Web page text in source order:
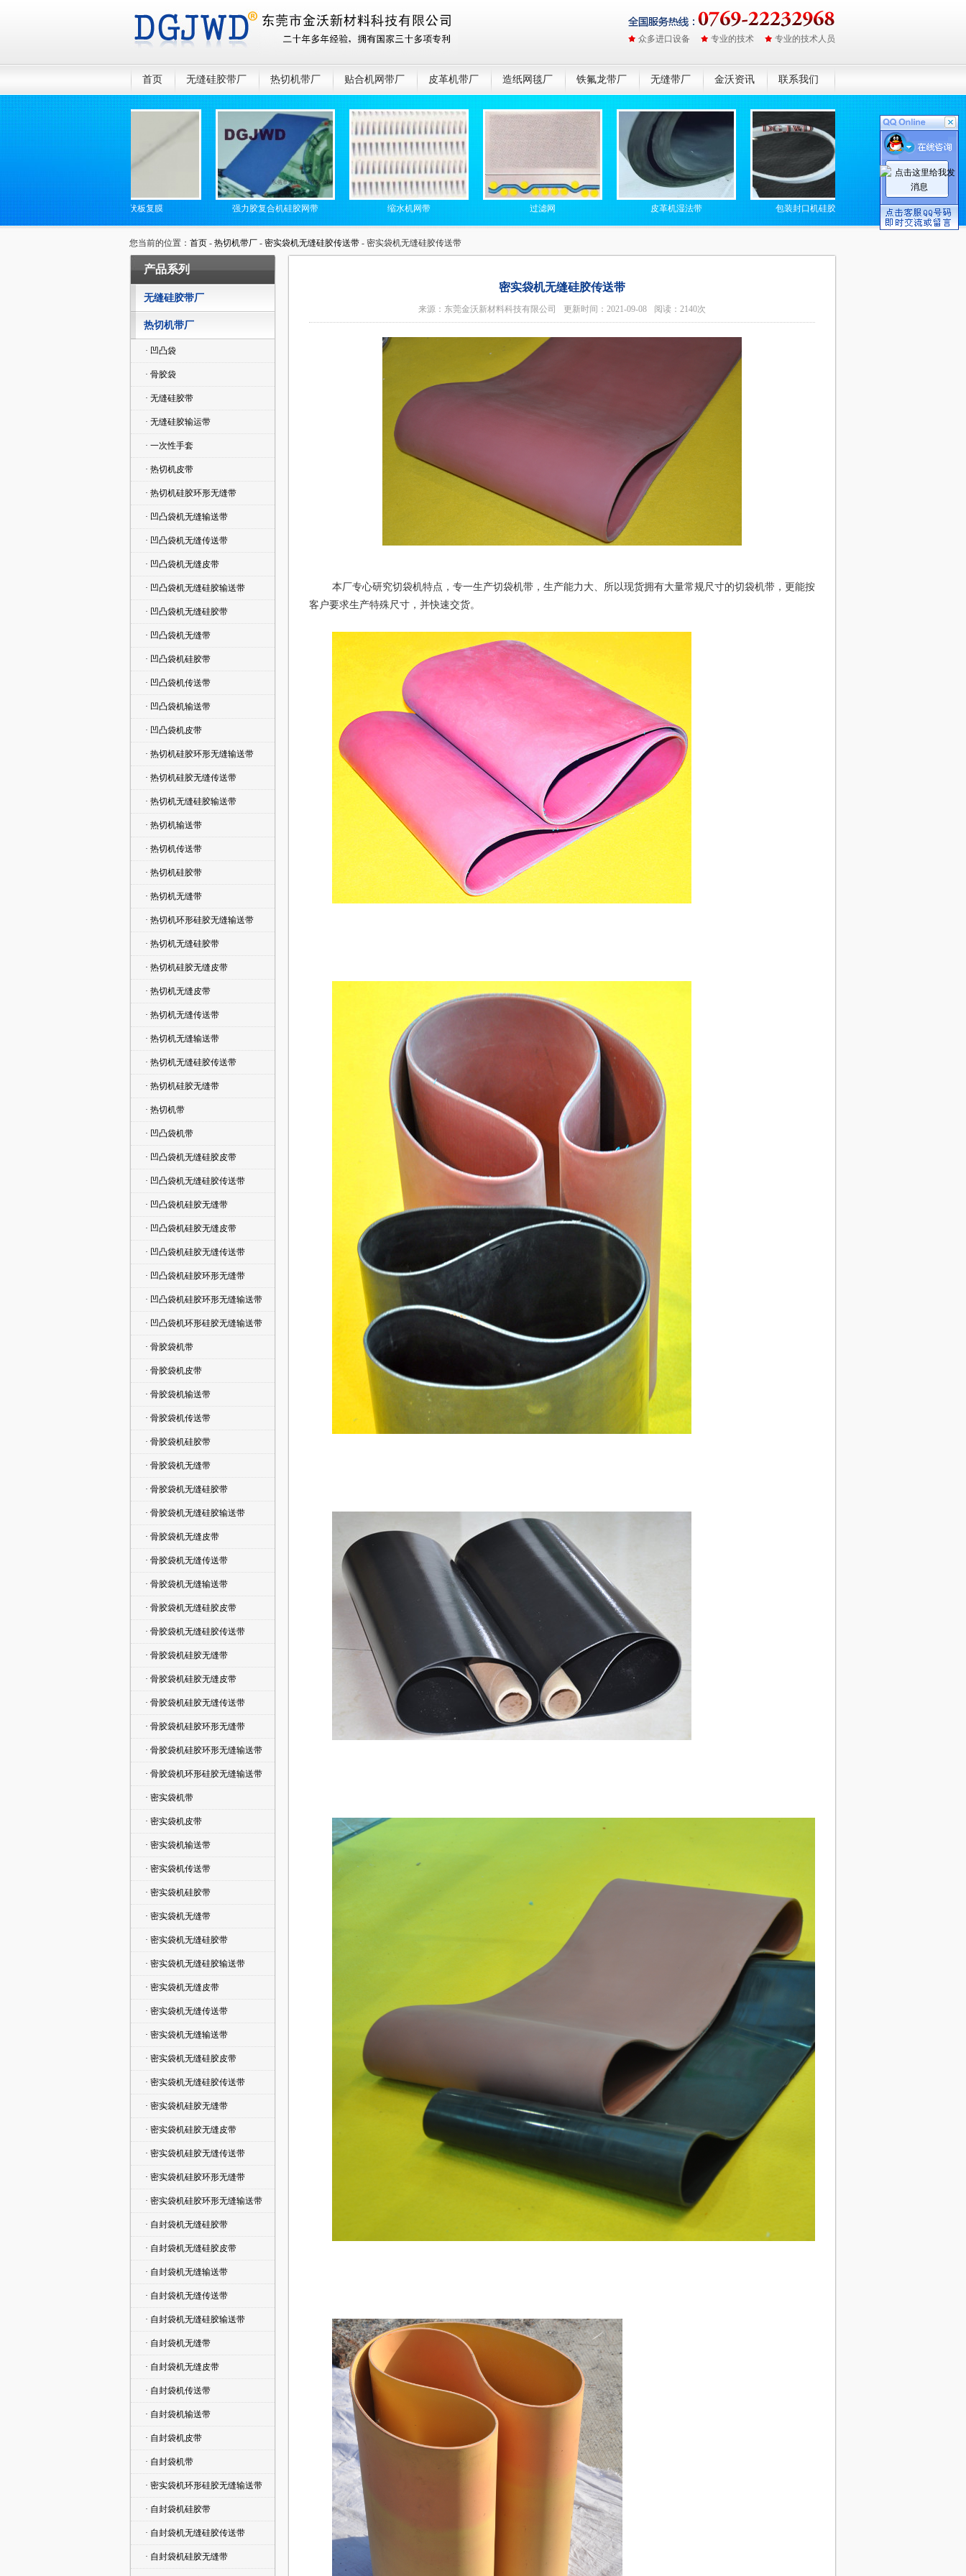
众多进口设备 专业的技术 专业的技术人员
首页 无缝硅胶带厂 热切机带厂 贴合机网带厂 皮革机带厂 造纸网毯厂 铁氟龙带厂 无缝带厂 金沃资讯 联系我们
光伏板复膜 强力胶复合机硅胶网带 缩水机网带 过滤网 皮革机湿法带 包装封口机硅胶带 防静电无缝高温输送带
您当前的位置： 首页 - 热切机带厂 - 密实袋机无缝硅胶传送带 - 密实袋机无缝硅胶传送带
产品系列
无缝硅胶带厂
热切机带厂
· 凹凸袋
· 骨胶袋
· 无缝硅胶带
· 无缝硅胶输运带
· 一次性手套
· 热切机皮带
· 热切机硅胶环形无缝带
· 凹凸袋机无缝输送带
· 凹凸袋机无缝传送带
· 凹凸袋机无缝皮带
· 凹凸袋机无缝硅胶输送带
· 凹凸袋机无缝硅胶带
· 凹凸袋机无缝带
· 凹凸袋机硅胶带
· 凹凸袋机传送带
· 凹凸袋机输送带
· 凹凸袋机皮带
· 热切机硅胶环形无缝输送带
· 热切机硅胶无缝传送带
· 热切机无缝硅胶输送带
· 热切机输送带
· 热切机传送带
· 热切机硅胶带
· 热切机无缝带
· 热切机环形硅胶无缝输送带
· 热切机无缝硅胶带
· 热切机硅胶无缝皮带
· 热切机无缝皮带
· 热切机无缝传送带
· 热切机无缝输送带
· 热切机无缝硅胶传送带
· 热切机硅胶无缝带
· 热切机带
· 凹凸袋机带
· 凹凸袋机无缝硅胶皮带
· 凹凸袋机无缝硅胶传送带
· 凹凸袋机硅胶无缝带
· 凹凸袋机硅胶无缝皮带
· 凹凸袋机硅胶无缝传送带
· 凹凸袋机硅胶环形无缝带
· 凹凸袋机硅胶环形无缝输送带
· 凹凸袋机环形硅胶无缝输送带
· 骨胶袋机带
· 骨胶袋机皮带
· 骨胶袋机输送带
· 骨胶袋机传送带
· 骨胶袋机硅胶带
· 骨胶袋机无缝带
· 骨胶袋机无缝硅胶带
· 骨胶袋机无缝硅胶输送带
· 骨胶袋机无缝皮带
· 骨胶袋机无缝传送带
· 骨胶袋机无缝输送带
· 骨胶袋机无缝硅胶皮带
· 骨胶袋机无缝硅胶传送带
· 骨胶袋机硅胶无缝带
· 骨胶袋机硅胶无缝皮带
· 骨胶袋机硅胶无缝传送带
· 骨胶袋机硅胶环形无缝带
· 骨胶袋机硅胶环形无缝输送带
· 骨胶袋机环形硅胶无缝输送带
· 密实袋机带
· 密实袋机皮带
· 密实袋机输送带
· 密实袋机传送带
· 密实袋机硅胶带
· 密实袋机无缝带
· 密实袋机无缝硅胶带
· 密实袋机无缝硅胶输送带
· 密实袋机无缝皮带
· 密实袋机无缝传送带
· 密实袋机无缝输送带
· 密实袋机无缝硅胶皮带
· 密实袋机无缝硅胶传送带
· 密实袋机硅胶无缝带
· 密实袋机硅胶无缝皮带
· 密实袋机硅胶无缝传送带
· 密实袋机硅胶环形无缝带
· 密实袋机硅胶环形无缝输送带
· 自封袋机无缝硅胶带
· 自封袋机无缝硅胶皮带
· 自封袋机无缝输送带
· 自封袋机无缝传送带
· 自封袋机无缝硅胶输送带
· 自封袋机无缝带
· 自封袋机无缝皮带
· 自封袋机传送带
· 自封袋机输送带
· 自封袋机皮带
· 自封袋机带
· 密实袋机环形硅胶无缝输送带
· 自封袋机硅胶带
· 自封袋机无缝硅胶传送带
· 自封袋机硅胶无缝带
密实袋机无缝硅胶传送带
来源：东莞金沃新材料科技有限公司 更新时间：2021-09-08 阅读：2140次